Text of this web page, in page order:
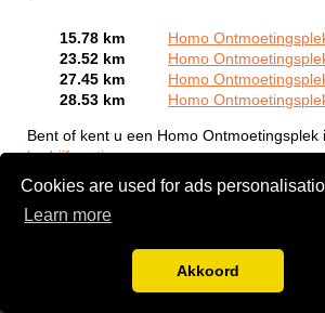
Cookies are used for ads
Learn more
Akkoord
15.78 km
Homo
23.52 km
Homo
27.45 km
Homo
28.53 km
Homo
Bent of kent u een Homo Ontmoetingsplek
bedrijf gratis aan